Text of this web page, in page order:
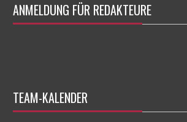
ANMELDUNG FÜR REDAKTEURE
TEAM-KALENDER